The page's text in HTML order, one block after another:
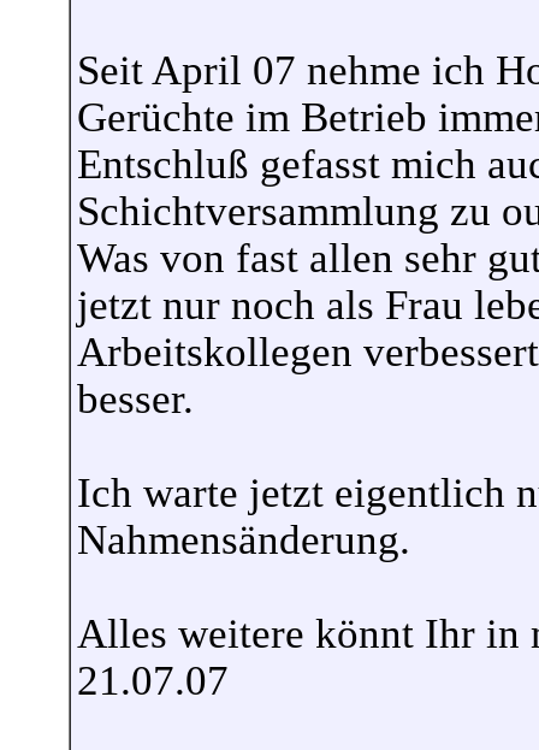
Seit April 07 nehme ich
Gerüchte im Betrieb
Entschluß gefasst mich
Schichtversammlung zu
Was von fast allen sehr
jetzt nur noch als Frau
Arbeitskollegen
besser.
Ich warte jetzt eigentlich
Nahmensänderung.
Alles weitere könnt Ihr in
21.07.07